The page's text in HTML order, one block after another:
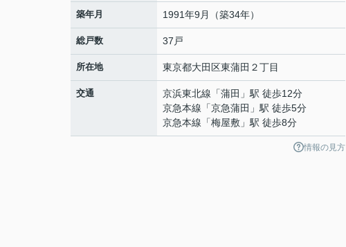
築年月 1991年9月（築34年）
総戸数 37戸
所在地 東京都大田区東蒲田 ２丁目
交通 京浜東北線 「蒲田 」駅 徒歩12分
京急本線 「京急蒲田 」駅 徒歩5分
京急本線 「梅屋敷 」駅 徒歩8分
情報の見方